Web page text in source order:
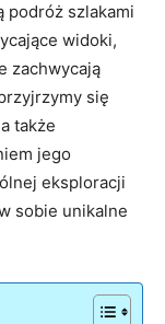
podróż ‍szlakami
widoki,‍
zachwycają
się
także
jego‌
eksploracji
sobie unikalne⁤